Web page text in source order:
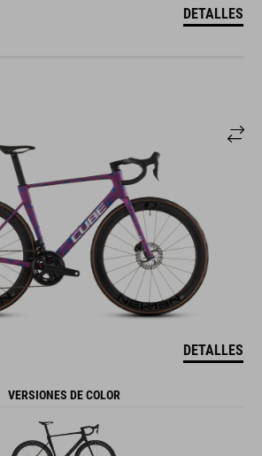
DETALLES
DETALLES
VERSIONES DE COLOR